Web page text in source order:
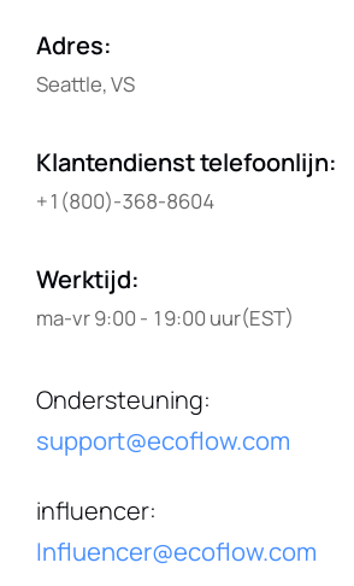
Adres:
Seattle, VS
Klantendienst telefoonlijn:
+1(800)-368-8604
Werktijd:
ma-vr 9:00 - 19:00 uur(EST)
Ondersteuning:
support@ecoflow.com
influencer:
Influencer@ecoflow.com